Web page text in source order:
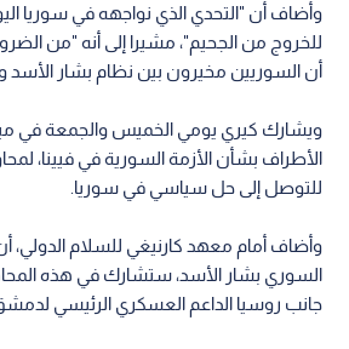
وأضاف أن "التحدي الذي نواجهه في سوريا
للخروج من الجحيم"، مشيرا إلى أنه "من
أن السوريين مخيرون بين نظام بشار الأسد
ويشارك كيري يومي الخميس والجمعة في
الأطراف بشأن الأزمة السورية في فيينا،
للتوصل إلى حل سياسي في سوريا.
وأضاف أمام معهد كارنيغي للسلام الدولي،
السوري بشار الأسد، ستشارك في هذه
جانب روسيا الداعم العسكري الرئيسي